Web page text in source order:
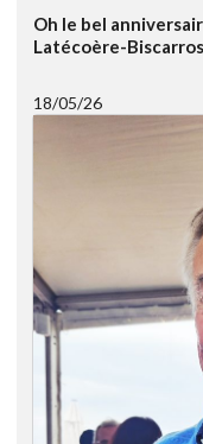
Oh le bel
Latécoère-
18/05/26